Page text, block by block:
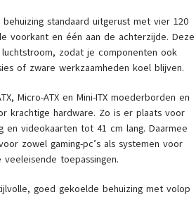
standaard uitgerust met vier 120
voorkant en één aan de achterzijde. Deze
zodat je componenten ook
of zware werkzaamheden koel blijven.
Micro-ATX en Mini-ITX moederborden en
krachtige hardware. Zo is er plaats voor
en videokaarten tot 41 cm lang. Daarmee
zowel gaming-pc’s als systemen voor
toepassingen.
goed gekoelde behuizing met volop